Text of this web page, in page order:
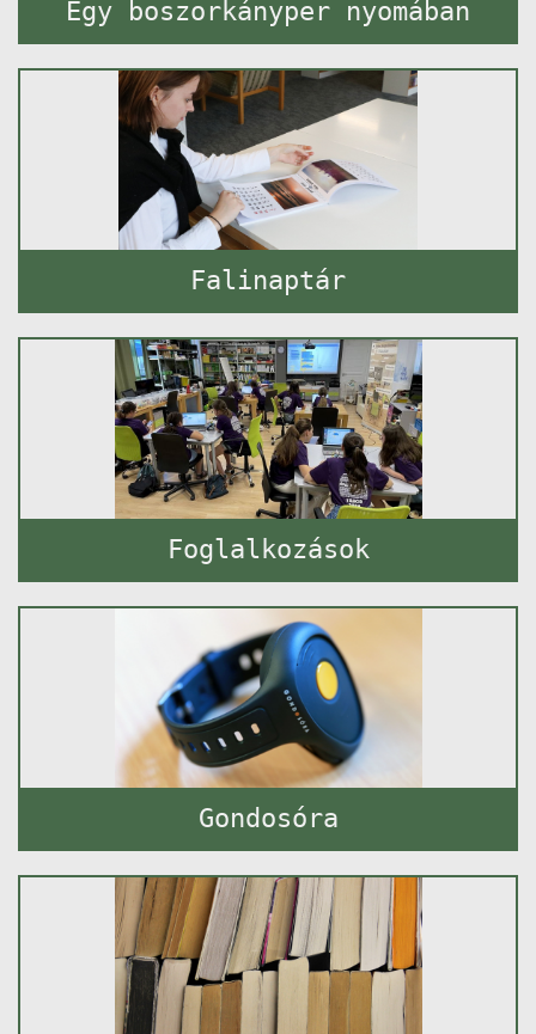
Egy boszorkányper nyomában
Falinaptár
Foglalkozások
Gondosóra